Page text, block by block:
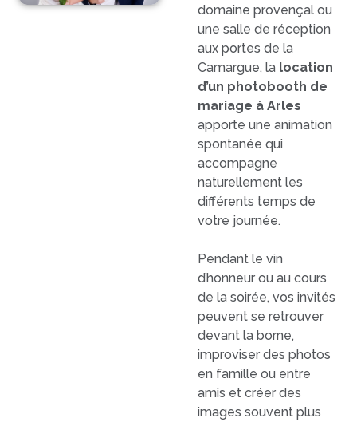
domaine provençal ou
une salle de réception
aux portes de la
Camargue, la location
d’un photobooth de
mariage à Arles
apporte une animation
spontanée qui
accompagne
naturellement les
différents temps de
votre journée.
Pendant le vin
d’honneur ou au cours
de la soirée, vos invités
peuvent se retrouver
devant la borne,
improviser des photos
en famille ou entre
amis et créer des
images souvent plus